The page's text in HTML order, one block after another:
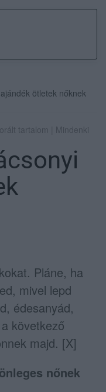
ötletek nőknek
tartalom | Mindenki
Pláne, ha
mivel lepd
édesanyád,
következő
majd. [X]
nőnek